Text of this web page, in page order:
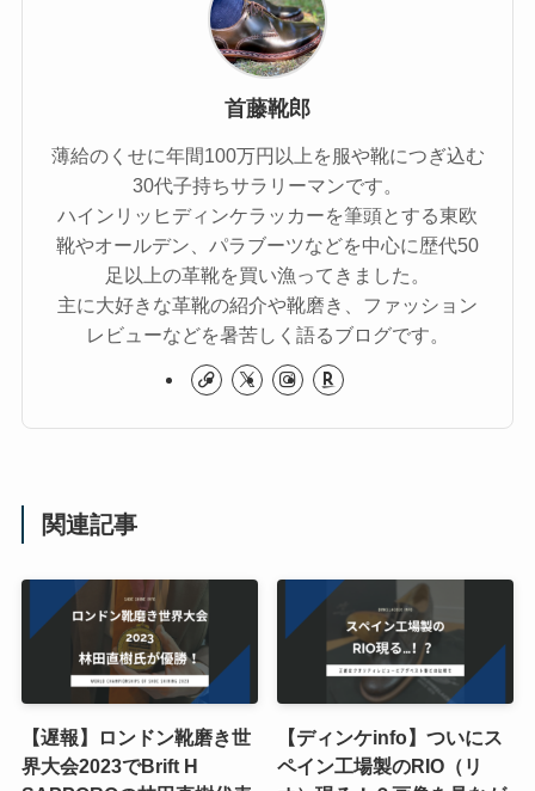
首藤靴郎
薄給のくせに年間100万円以上を服や靴につぎ込む
30代子持ちサラリーマンです。
ハインリッヒディンケラッカーを筆頭とする東欧
靴やオールデン、パラブーツなどを中心に歴代50
足以上の革靴を買い漁ってきました。
主に大好きな革靴の紹介や靴磨き、ファッション
レビューなどを暑苦しく語るブログです。
関連記事
【遅報】ロンドン靴磨き世
界大会2023でBrift H
【ディンケinfo】ついにス
ペイン工場製のRIO（リ